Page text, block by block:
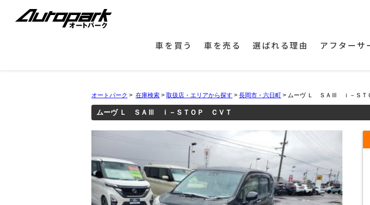
車を買う 車を売る 選ばれる理由 アフターサ
オートパーク > 在庫検索 > 取扱店・エリアから探す > 長岡市・六日町 > ムーヴ Ｌ ＳＡⅢ ｉ－ＳＴ
ムーヴ Ｌ ＳＡⅢ ｉ－ＳＴＯＰ ＣＶＴ